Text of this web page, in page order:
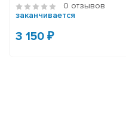
0 отзывов
заканчивается
3 150 ₽